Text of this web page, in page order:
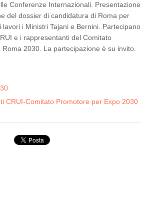
Conferenze Internazionali. Presentazione
del dossier di candidatura di Roma per
lavori i Ministri Tajani e Bernini. Partecipano
e i rappresentanti del Comitato
2030. La partecipazione è su invito.
CRUI-Comitato Promotore per Expo 2030